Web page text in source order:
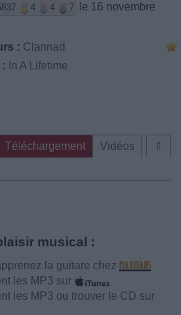
4 4 7
le 16 novembre
: Clannad
In A Lifetime
⇑
Téléchargement
Vidéos
musical :
la guitare chez
les MP3 sur
les MP3 ou trouver le CD sur